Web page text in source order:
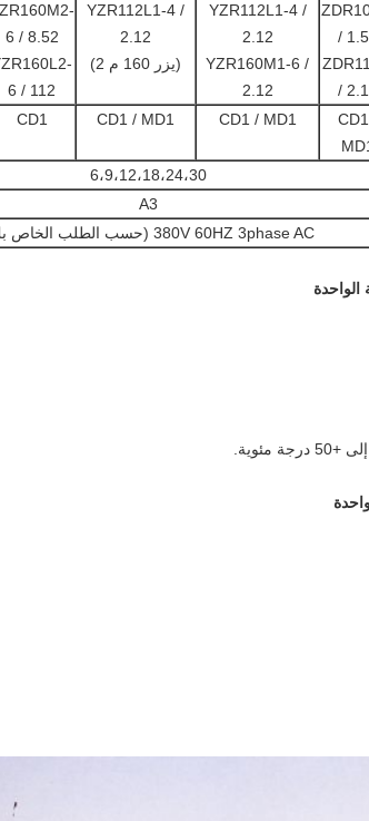
/
/
YZR112L1-4 /
2.12
YZR160M1-6 /
2.12
YZR112L1-4 /
2.12
(يزر 160 م 2)
6 / 8.52
6 / 112
CD1 / MD1
CD1 / MD1
CD1
6،9،12،18،24،30
A3
380V 60HZ 3phase AC (حسب الطلب الخاص بك)